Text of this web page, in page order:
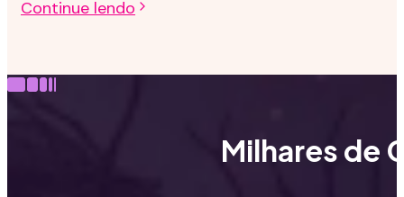
Continue lendo
Milhares de